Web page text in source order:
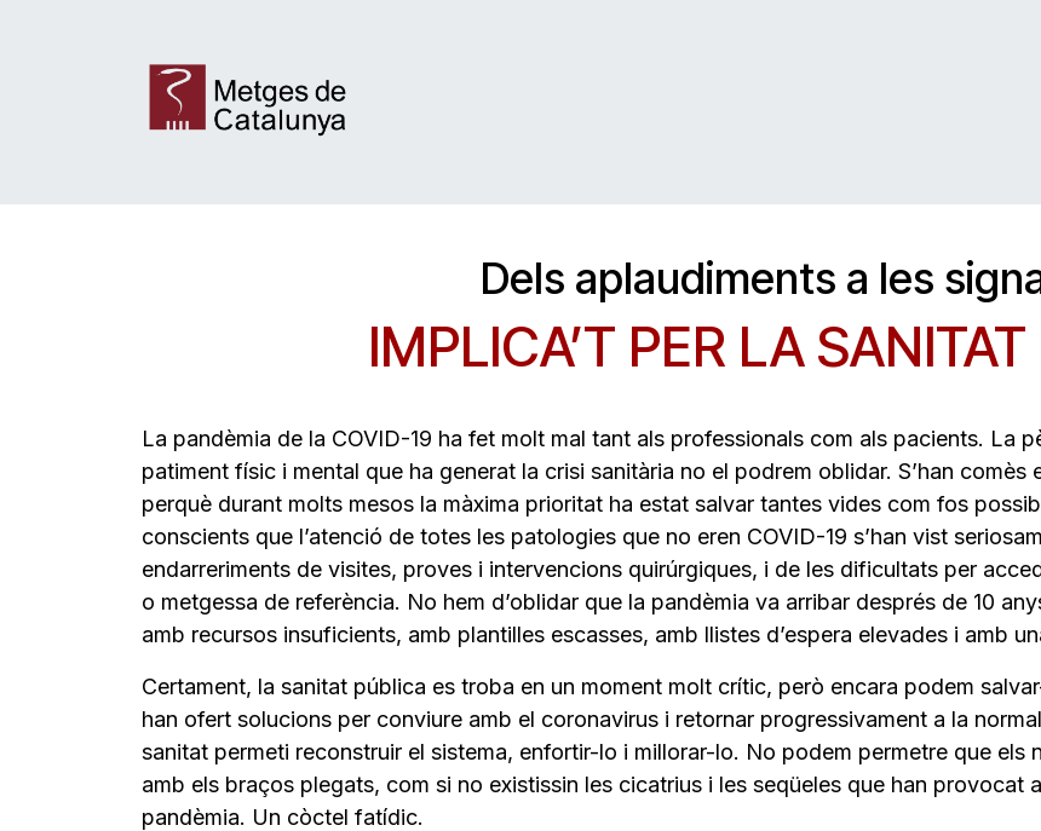
Dels aplaudiments a les
IMPLICA’T PER LA
La pandèmia de la COVID-19 ha fet molt mal tant als professionals com als pacients. La
patiment físic i mental que ha generat la crisi sanitària no el podrem oblidar. S’han
perquè durant molts mesos la màxima prioritat ha estat salvar tantes vides com fos
conscients que l’atenció de totes les patologies que no eren COVID-19 s’han vist
endarreriments de visites, proves i intervencions quirúrgiques, i de les dificultats per
o metgessa de referència. No hem d’oblidar que la pandèmia va arribar després de 10
amb recursos insuficients, amb plantilles escasses, amb llistes d’espera elevades i amb
Certament, la sanitat pública es troba en un moment molt crític, però encara podem
han ofert solucions per conviure amb el coronavirus i retornar progressivament a la
sanitat permeti reconstruir el sistema, enfortir-lo i millorar-lo. No podem permetre que els
amb els braços plegats, com si no existissin les cicatrius i les seqüeles que han provocat
pandèmia. Un còctel fatídic.